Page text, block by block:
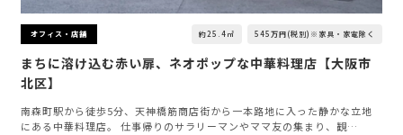
オフィス・店舗 約25.4㎡ 545万円(税別)※家具・家電除く
まちに溶け込む赤い扉、ネオポップな中華料理店【大阪市
北区】
南森町駅から徒歩5分、天神橋筋商店街から一本路地に入った静かな立地
にある中華料理店。 仕事帰りのサラリーマンやママ友の集まり、観…